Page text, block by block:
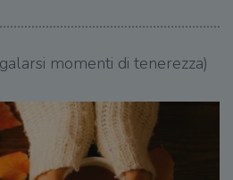
momenti di tenerezza)